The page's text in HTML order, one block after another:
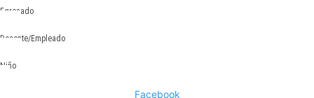
Egresado
Docente/Empleado
Niño
Facebook